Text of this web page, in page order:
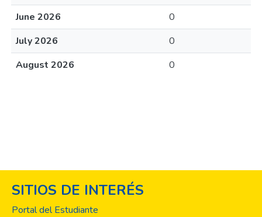
June 2026
0
July 2026
0
August 2026
0
SITIOS DE INTERÉS
Portal del Estudiante